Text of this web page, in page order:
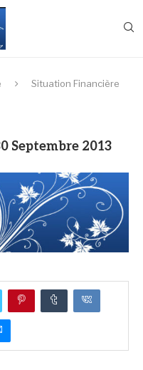
Situation Financière
Septembre 2013